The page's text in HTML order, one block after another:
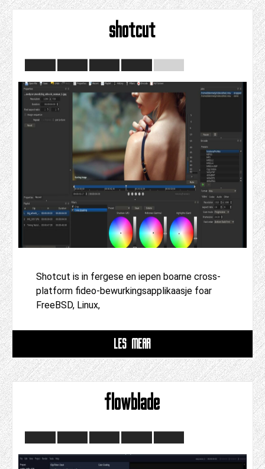
shotcut
Shotcut is in fergese en iepen boarne cross-
platform fideo-bewurkingsapplikaasje foar
FreeBSD, Linux,
LÊS MEAR
flowblade